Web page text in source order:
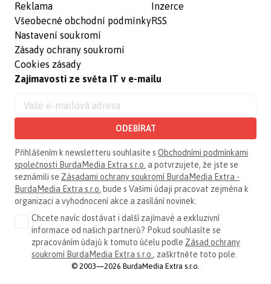
Reklama
Všeobecné obchodní podmínky
Nastavení soukromí
Zásady ochrany soukromí
Cookies zásady
Inzerce
RSS
Zajímavosti ze světa IT v e-mailu
ODEBÍRAT
Přihlášením k newsletteru souhlasíte s Obchodními podmínkami
společnosti BurdaMedia Extra s.r.o. a potvrzujete, že jste se
seznámili se Zásadami ochrany soukromí BurdaMedia Extra -
BurdaMedia Extra s.r.o. bude s Vašimi údaji pracovat zejména k
organizaci a vyhodnocení akce a zasílání novinek.
Chcete navíc dostávat i další zajímavé a exkluzivní
informace od našich partnerů? Pokud souhlasíte se
zpracováním údajů k tomuto účelu podle Zásad ochrany
soukromí BurdaMedia Extra s.r.o. , zaškrtněte toto pole.
© 2003—2026 BurdaMedia Extra s.r.o.